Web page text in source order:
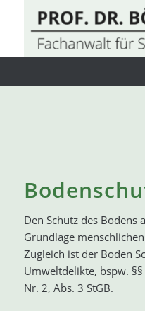
Den Schutz des
Grundlage
Zugleich ist der Boden
Umweltdelikte, bspw.
Nr. 2, Abs. 3 StGB.